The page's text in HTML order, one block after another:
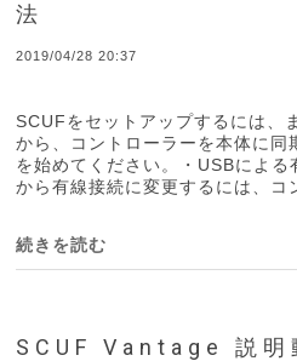
法
2019/04/28 20:37
SCUFをセットアップするには、
から、コントローラーを本体に同
を始めてください。・USBによ
から有線接続に変更するには、コ
続きを読む
SCUF Vantage 説明